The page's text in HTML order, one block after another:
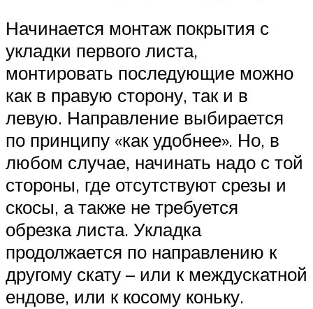
Начинается монтаж покрытия с
укладки первого листа,
монтировать последующие можно
как в правую сторону, так и в
левую. Направление выбирается
по принципу «как удобнее». Но, в
любом случае, начинать надо с той
стороны, где отсутствуют срезы и
скосы, а также не требуется
обрезка листа. Укладка
продолжается по направлению к
другому скату – или к междускатной
ендове, или к косому коньку.